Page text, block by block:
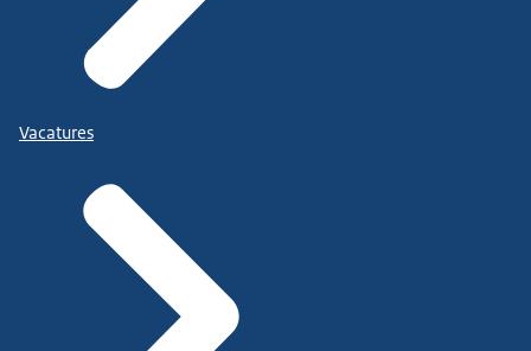
Vacatures